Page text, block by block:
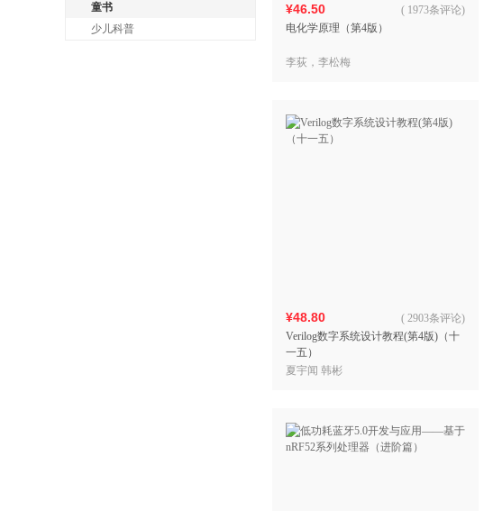
童书
少儿科普
¥46.50
电化学原理（第4版）
( 1973条评论)
李荻，李松梅
¥48.80
Verilog数字系统设计教程(第4版)（十
一五）
( 2903条评论)
夏宇闻 韩彬